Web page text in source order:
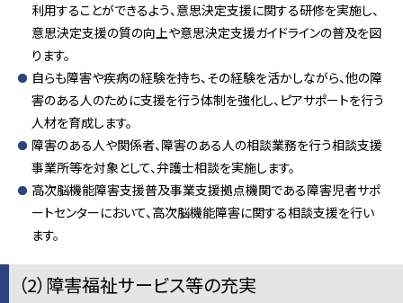
利用することができるよう、意思決定支援に関する研修を実施し、
意思決定支援の質の向上や意思決定支援ガイドラインの普及を図
ります。
自らも障害や疾病の経験を持ち、その経験を活かしながら、他の障
害のある人のために支援を行う体制を強化し、ピアサポートを行う
人材を育成します。
障害のある人や関係者、障害のある人の相談業務を行う相談支援
事業所等を対象として、弁護士相談を実施します。
高次脳機能障害支援普及事業支援拠点機関である障害児者サポ
ートセンターにおいて、高次脳機能障害に関する相談支援を行い
ます。
（2）障害福祉サービス等の充実